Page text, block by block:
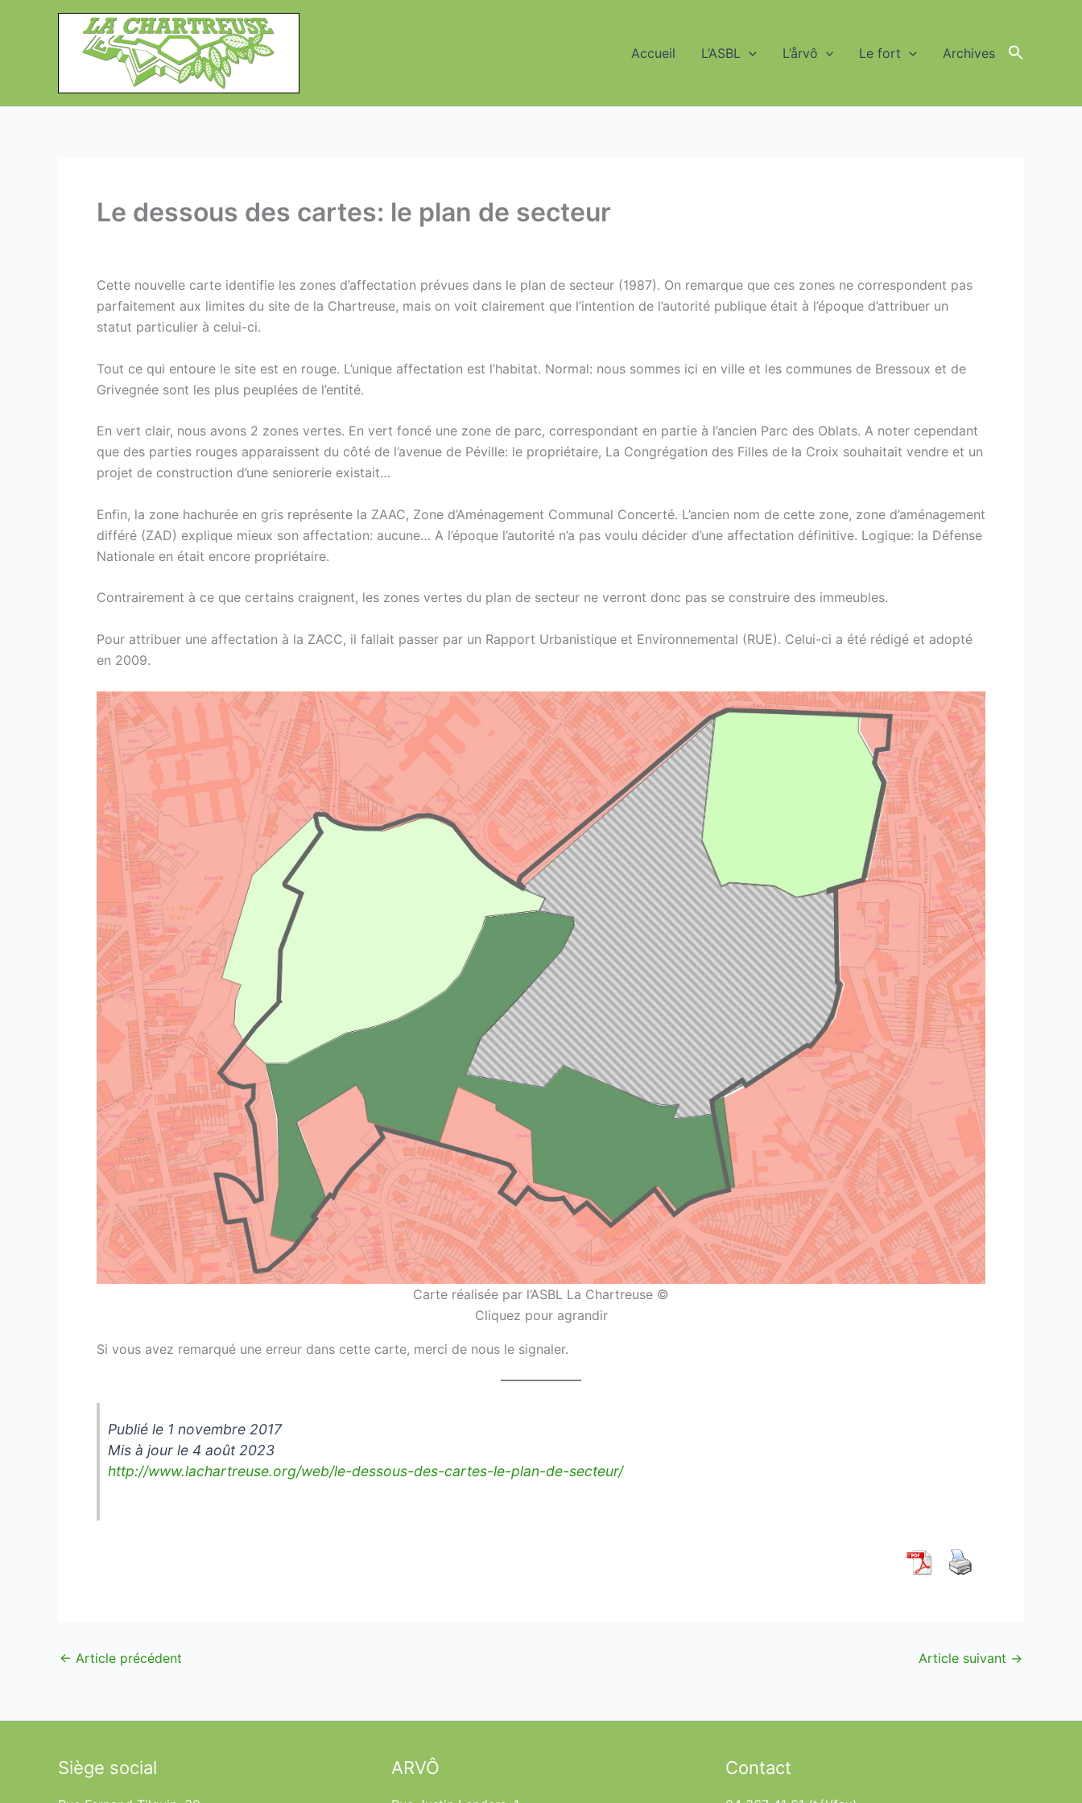
Accueil L’ASBL L’årvô Le fort Archives
Le dessous des cartes: le plan de secteur
Cette nouvelle carte identifie les zones d’affectation prévues dans le plan de secteur (1987). On remarque que ces zones ne correspondent pas
parfaitement aux limites du site de la Chartreuse, mais on voit clairement que l’intention de l’autorité publique était à l’époque d’attribuer un
statut particulier à celui-ci.
Tout ce qui entoure le site est en rouge. L’unique affectation est l’habitat. Normal: nous sommes ici en ville et les communes de Bressoux et de
Grivegnée sont les plus peuplées de l’entité.
En vert clair, nous avons 2 zones vertes. En vert foncé une zone de parc, correspondant en partie à l’ancien Parc des Oblats. A noter cependant
que des parties rouges apparaissent du côté de l’avenue de Péville: le propriétaire, La Congrégation des Filles de la Croix souhaitait vendre et un
projet de construction d’une seniorerie existait…
Enfin, la zone hachurée en gris représente la ZAAC, Zone d’Aménagement Communal Concerté. L’ancien nom de cette zone, zone d’aménagement
différé (ZAD) explique mieux son affectation: aucune… A l’époque l’autorité n’a pas voulu décider d’une affectation définitive. Logique: la Défense
Nationale en était encore propriétaire.
Contrairement à ce que certains craignent, les zones vertes du plan de secteur ne verront donc pas se construire des immeubles.
Pour attribuer une affectation à la ZACC, il fallait passer par un Rapport Urbanistique et Environnemental (RUE). Celui-ci a été rédigé et adopté
en 2009.
Carte réalisée par l’ASBL La Chartreuse ©
Cliquez pour agrandir
Si vous avez remarqué une erreur dans cette carte, merci de nous le signaler.
Publié le 1 novembre 2017
Mis à jour le 4 août 2023
http://www.lachartreuse.org/web/le-dessous-des-cartes-le-plan-de-secteur/
← Article précédent Article suivant →
Siège social ARVÔ Contact